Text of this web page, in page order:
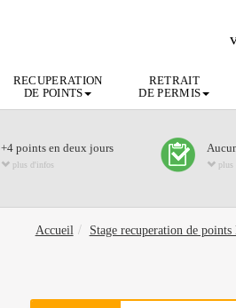
RECUPERATION
DE POINTS
RETRAIT
DE PERMIS
+4 points en deux jours
plus d'infos plus
Accueil Stage recuperation de